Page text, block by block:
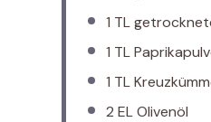
1 TL
1 TL
1 TL
2 EL Olivenöl